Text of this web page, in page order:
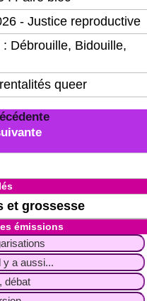
- Justice reproductive
Débrouille, Bidouille,
queer
et grossesse
émissions
y a aussi...
débat